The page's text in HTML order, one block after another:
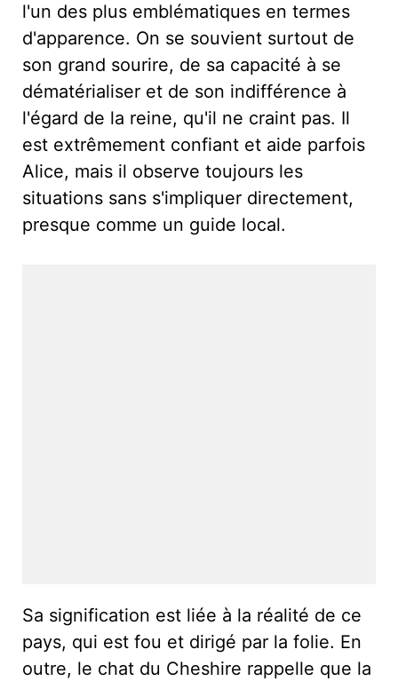
l'un des plus emblématiques en termes
d'apparence. On se souvient surtout de
son grand sourire, de sa capacité à se
dématérialiser et de son indifférence à
l'égard de la reine, qu'il ne craint pas. Il
est extrêmement confiant et aide parfois
Alice, mais il observe toujours les
situations sans s'impliquer directement,
presque comme un guide local.
Sa signification est liée à la réalité de ce
pays, qui est fou et dirigé par la folie. En
outre, le chat du Cheshire rappelle que la